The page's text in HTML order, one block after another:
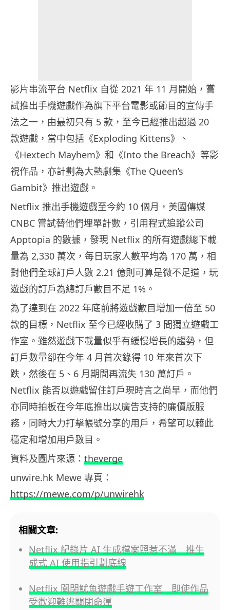
影片串流平台 Netflix 自從 2021 年 11 月開始，嘗
試推出手機遊戲作為旗下平台電影或節目的宣傳手
法之一，由最初只有 5 款，至今已經推出超過 20
款遊戲，當中包括《Exploding Kittens》、
《Hextech Mayhem》和《Into the Breach》等影
視作品，亦計劃為大熱劇集《The Queen’s
Gambit》推出遊戲。
Netflix 推出手機遊戲至今約 10 個月，美國傳媒
CNBC 嘗試替他們埋單計數，引用程式追蹤公司
Apptopia 的數據，發現 Netflix 的所有遊戲總下載
量為 2,330 萬次，每日玩家人數平均為 170 萬，相
對他們全球訂戶人數 2.21 億則可算是微不足道，玩
遊戲的訂戶為總訂戶數目不足 1%。
為了達到在 2022 年底前將遊戲數目增加一倍至 50
款的目標，Netflix 至今已經收購了 3 間獨立遊戲工
作室。雖然遊戲下載量似乎有緩慢增長的趨勢，但
訂戶數量卻在今年 4 月首次錄得 10 年來首次下
跌，然後在 5、6 月期間再流失 130 萬訂戶。
Netflix 能否以遊戲留住訂戶現時言之尚早，而他們
亦同時拍板在今年底推出以廣告支持的廉價版服
務，同時大力打擊帳號分享的用戶，希望可以藉此
穩定和增加用戶數目。
資料及圖片來源： theverge
unwire.hk Mewe 專頁：
https://mewe.com/p/unwirehk
相關文章:
Netflix 紀錄片 AI 生成檔案照惹不滿 推生
成式 AI 使用指引劃底線
Netflix 關閉魷魚遊戲手遊工作室 即使作品
受歡迎難逃關閉命運